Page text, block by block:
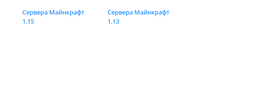
Сервера Майнкрафт
1.15
Сервера Майнкрафт
1.13